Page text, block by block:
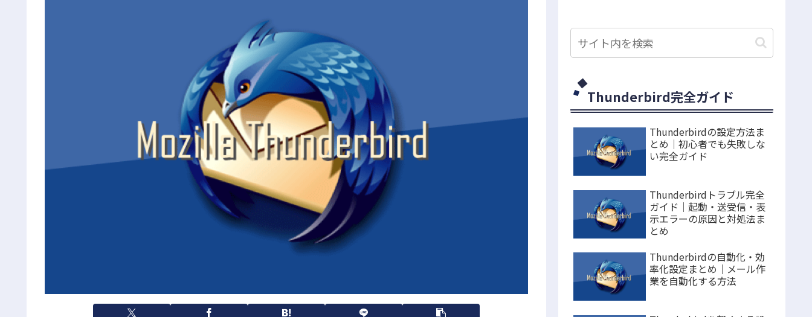
Thunderbird完全ガイド
Thunderbirdの設定方法ま
とめ｜初心者でも失敗しな
い完全ガイド
Thunderbirdトラブル完全
ガイド｜起動・送受信・表
示エラーの原因と対処法ま
とめ
Thunderbirdの自動化・効
率化設定まとめ｜メール作
業を自動化する方法